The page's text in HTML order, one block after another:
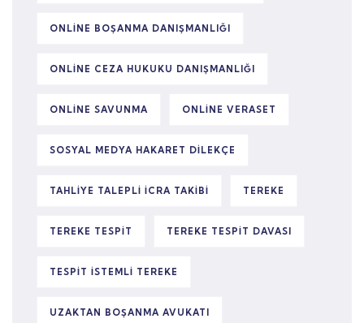
ONLINE BOŞANMA DANIŞMANLIĞI
ONLINE CEZA HUKUKU DANIŞMANLIĞI
ONLINE SAVUNMA ONLINE VERASET
SOSYAL MEDYA HAKARET DILEKÇE
TAHLIYE TALEPLI ICRA TAKIBI TEREKE
TEREKE TESPIT TEREKE TESPIT DAVASI
TESPIT ISTEMLI TEREKE
UZAKTAN BOŞANMA AVUKATI